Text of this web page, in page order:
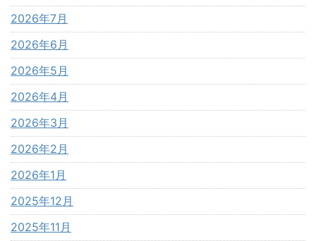
2026年7月
2026年6月
2026年5月
2026年4月
2026年3月
2026年2月
2026年1月
2025年12月
2025年11月